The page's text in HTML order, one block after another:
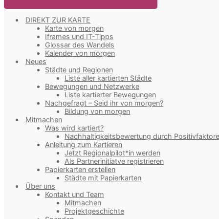
DIREKT ZUR KARTE
Karte von morgen
Iframes und IT-Tipps
Glossar des Wandels
Kalender von morgen
Neues
Städte und Regionen
Liste aller kartierten Städte
Bewegungen und Netzwerke
Liste kartierter Bewegungen
Nachgefragt – Seid ihr von morgen?
Bildung von morgen
Mitmachen
Was wird kartiert?
Nachhaltigkeitsbewertung durch
Anleitung zum Kartieren
Jetzt Regionalpilot*in werden
Als Partnerinitiatve registrieren
Papierkarten erstellen
Städte mit Papierkarten
Über uns
Kontakt und Team
Mitmachen
Projektgeschichte